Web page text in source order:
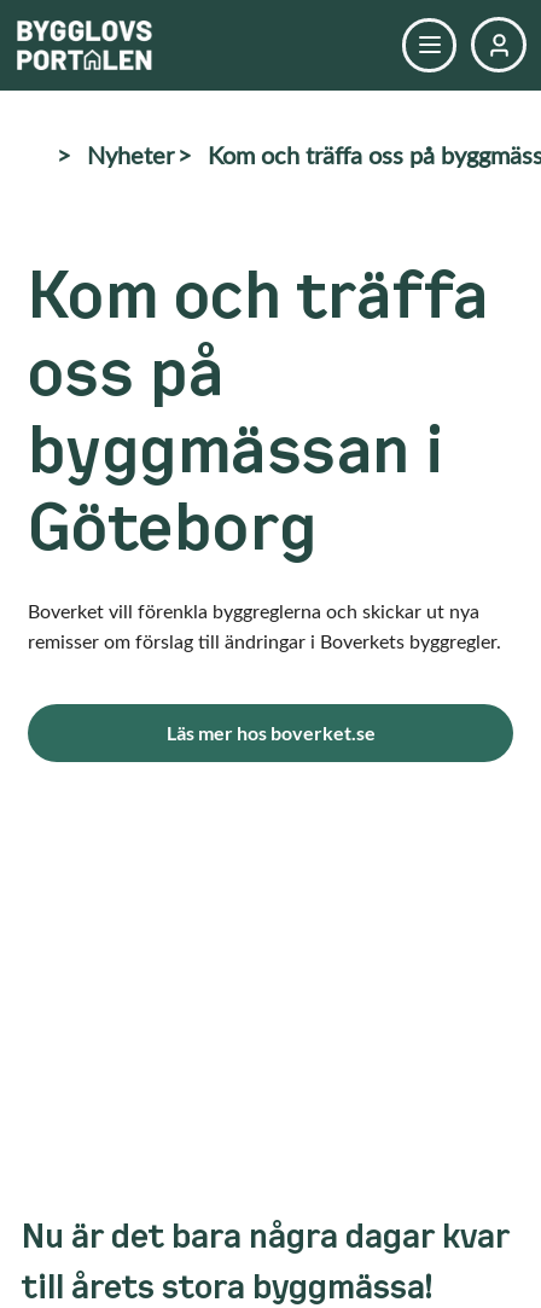
> Nyheter> Kom och träffa oss på
Kom och träffa
oss på
byggmässan i
Göteborg
Boverket vill förenkla byggreglerna och skickar ut nya
remisser om förslag till ändringar i Boverkets byggregler.
Läs mer hos boverket.se
Nu är det bara några dagar kvar
till årets stora byggmässa!